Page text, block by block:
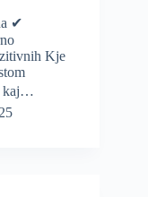
✔
Kje
kaj…